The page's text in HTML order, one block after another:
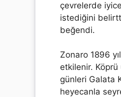
çevrelerde
istediğini
beğendi.
Zonaro 1896
etkilenir.
günleri Galata
heyecanla